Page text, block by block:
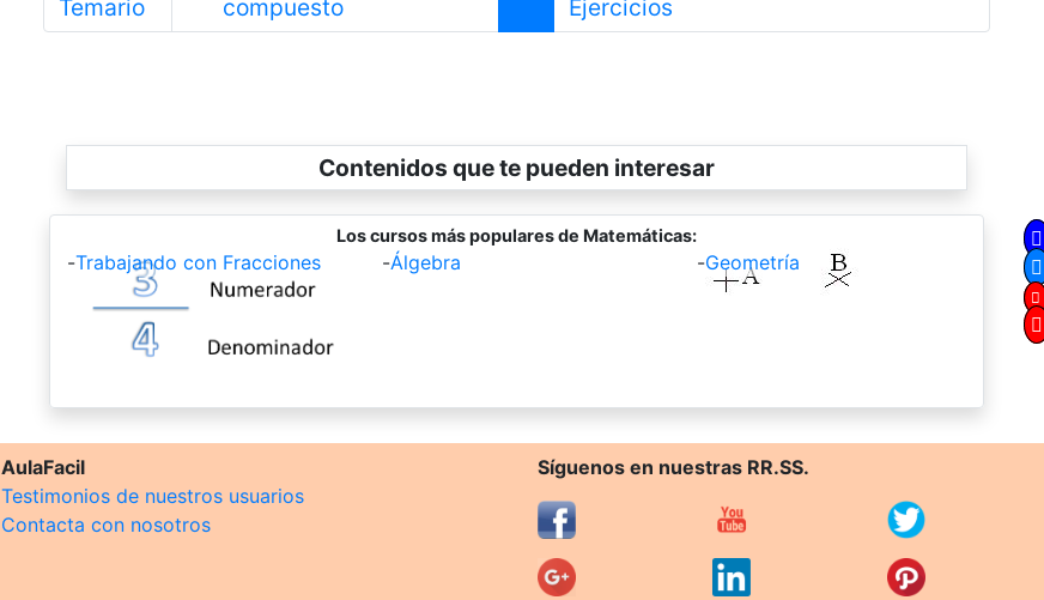
Temario
compuestoAnterior
EjerciciosSiguiente
Contenidos que te pueden interesar
Los cursos más populares de Matemáticas:
-Trabajando con Fracciones -Álgebra -Geometría
AulaFacil
Testimonios de nuestros usuarios
Contacta con nosotros
Síguenos en nuestras RR.SS.